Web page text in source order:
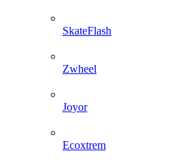
SkateFlash
Zwheel
Joyor
Ecoxtrem